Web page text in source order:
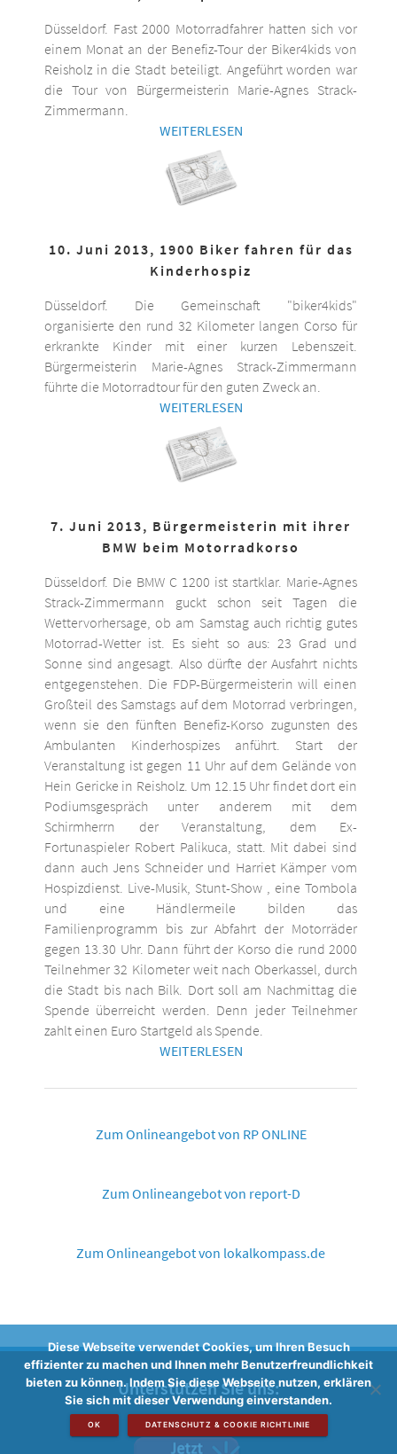
Düsseldorf. Fast 2000 Motorradfahrer hatten sich vor
einem Monat an der Benefiz-Tour der Biker4kids von
Reisholz in die Stadt beteiligt. Angeführt worden war
die Tour von Bürgermeisterin Marie-Agnes Strack-
Zimmermann.
WEITERLESEN
10. Juni 2013, 1900 Biker fahren für das
Kinderhospiz
Düsseldorf. Die Gemeinschaft "biker4kids"
organisierte den rund 32 Kilometer langen Corso für
erkrankte Kinder mit einer kurzen Lebenszeit.
Bürgermeisterin Marie-Agnes Strack-Zimmermann
führte die Motorradtour für den guten Zweck an.
WEITERLESEN
7. Juni 2013, Bürgermeisterin mit ihrer
BMW beim Motorradkorso
Düsseldorf. Die BMW C 1200 ist startklar. Marie-Agnes
Strack-Zimmermann guckt schon seit Tagen die
Wettervorhersage, ob am Samstag auch richtig gutes
Motorrad-Wetter ist. Es sieht so aus: 23 Grad und
Sonne sind angesagt. Also dürfte der Ausfahrt nichts
entgegenstehen. Die FDP-Bürgermeisterin will einen
Großteil des Samstags auf dem Motorrad verbringen,
wenn sie den fünften Benefiz-Korso zugunsten des
Ambulanten Kinderhospizes anführt. Start der
Veranstaltung ist gegen 11 Uhr auf dem Gelände von
Hein Gericke in Reisholz. Um 12.15 Uhr findet dort ein
Podiumsgespräch unter anderem mit dem
Schirmherrn der Veranstaltung, dem Ex-
Fortunaspieler Robert Palikuca, statt. Mit dabei sind
dann auch Jens Schneider und Harriet Kämper vom
Hospizdienst. Live-Musik, Stunt-Show , eine Tombola
und eine Händlermeile bilden das
Familienprogramm bis zur Abfahrt der Motorräder
gegen 13.30 Uhr. Dann führt der Korso die rund 2000
Teilnehmer 32 Kilometer weit nach Oberkassel, durch
die Stadt bis nach Bilk. Dort soll am Nachmittag die
Spende überreicht werden. Denn jeder Teilnehmer
zahlt einen Euro Startgeld als Spende.
WEITERLESEN
Zum Onlineangebot von RP ONLINE
Zum Onlineangebot von report-D
Zum Onlineangebot von lokalkompass.de
Unterstützen Sie uns:
Diese Webseite verwendet Cookies, um Ihren Besuch
effizienter zu machen und Ihnen mehr Benutzerfreundlichkeit
bieten zu können. Indem Sie diese Webseite nutzen, erklären
Sie sich mit dieser Verwendung einverstanden.
OK DATENSCHUTZ & COOKIE RICHTLINIE